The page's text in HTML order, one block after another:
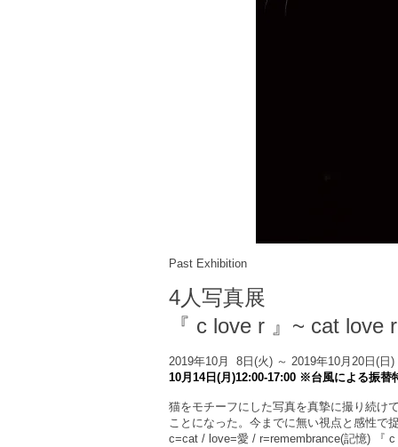
Past Exhibition
4人写真展
『 c love r 』~ cat love
2019年10月 8日(火) ～ 2019年10月20日(日)
10月14日(月)12:00-17:00 ※台風による振替
猫をモチーフにした写真を真摯に撮り続け
ことになった。今までに無い視点と感性で
c=cat / love=愛 / r=remembrance(記憶) 『